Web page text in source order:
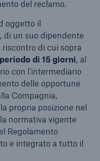
del reclamo.
oggetto il
di un suo dipendente
di cui sopra
di 15 giorni, al
con l’intermediario
delle opportune
Compagnia,
propria posizione nel
normativa vigente
Regolamento
e integrato a tutto il